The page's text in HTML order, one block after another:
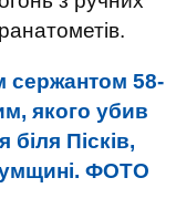
сержантом 58-
якого убив
Пісків,
ФОТО